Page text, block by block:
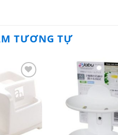
TƯƠNG TỰ
thích